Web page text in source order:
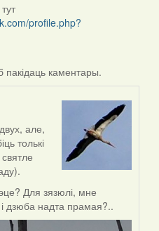
profile.php?
пакідаць каментары.
але,
толькі
Для зязюлі, мне
дзюба надта прамая?..